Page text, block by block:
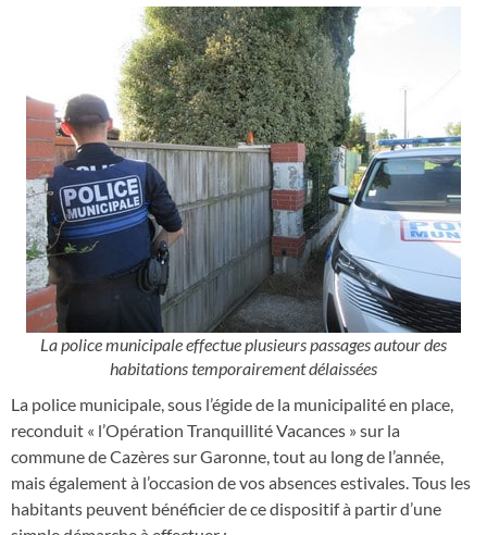
La police municipale effectue plusieurs passages autour des
habitations temporairement délaissées
La police municipale, sous l’égide de la municipalité en place,
reconduit « l’Opération Tranquillité Vacances » sur la
commune de Cazères sur Garonne, tout au long de l’année,
mais également à l’occasion de vos absences estivales. Tous les
habitants peuvent bénéficier de ce dispositif à partir d’une